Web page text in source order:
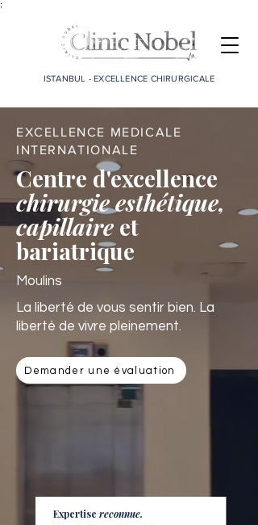
;
ISTANBUL - EXCELLENCE CHIRURGICALE
EXCELLENCE MEDICALE
INTERNATIONALE
Centre d'excellence
chirurgie esthétique,
capillaire et
bariatrique
Moulins
La liberté de vous sentir bien. La
liberté de vivre pleinement.
Demander une évaluation
Expertise reconnue.